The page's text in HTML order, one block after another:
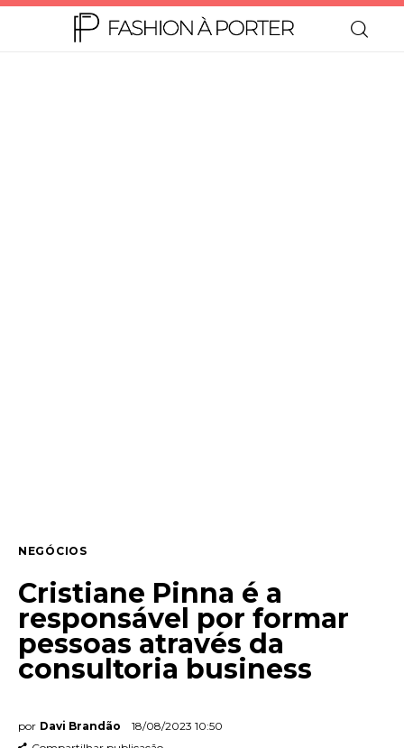
Quem somos
Contato
NEGÓCIOS
Cristiane Pinna é a
responsável por formar
pessoas através da
consultoria business
por Davi Brandão
18/08/2023 10:50